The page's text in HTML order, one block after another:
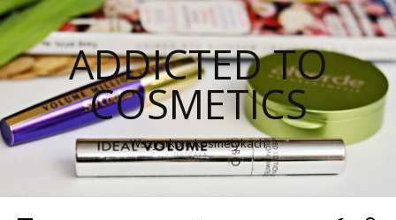
ADDICTED TO
COSMETICS
Wszystko o kosmetykach